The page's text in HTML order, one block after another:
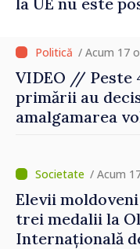
/ Acum 17
VIDEO // Peste
primării au
amalgamarea
Grosu: „Este
depășim
șansă
dezvolte”
/ Acum
Elevii
trei medalii la
Internațională